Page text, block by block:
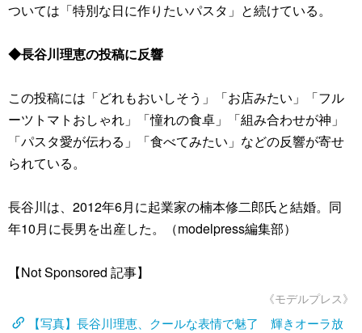
ついては「特別な日に作りたいパスタ」と続けている。
◆長谷川理恵の投稿に反響
この投稿には「どれもおいしそう」「お店みたい」「フル
ーツトマトおしゃれ」「憧れの食卓」「組み合わせが神」
「パスタ愛が伝わる」「食べてみたい」などの反響が寄せ
られている。
長谷川は、2012年6月に起業家の楠本修二郎氏と結婚。同
年10月に長男を出産した。（modelpress編集部）
【Not Sponsored 記事】
《モデルプレス》
【写真】長谷川理恵、クールな表情で魅了 輝きオーラ放